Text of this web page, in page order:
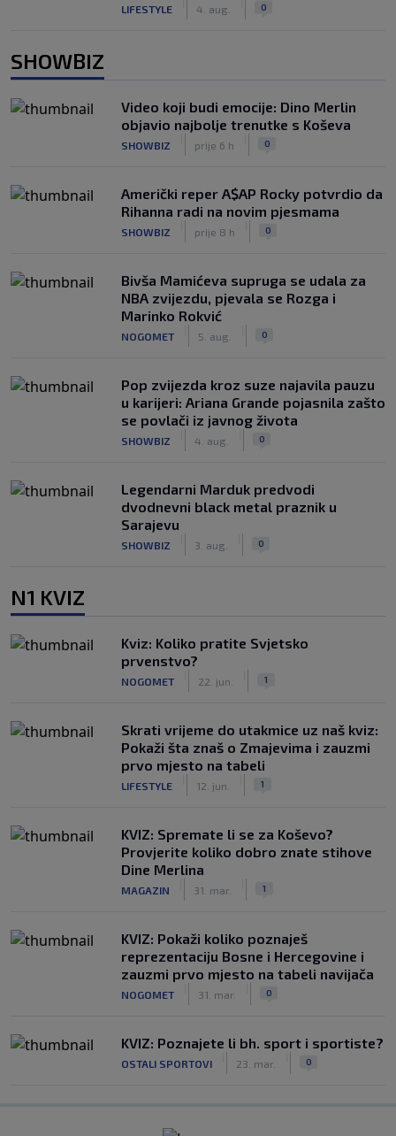
LIFESTYLE 4. aug. 0
SHOWBIZ
Video koji budi emocije: Dino Merlin
objavio najbolje trenutke s Koševa
SHOWBIZ prije 6 h 0
Američki reper A$AP Rocky potvrdio da
Rihanna radi na novim pjesmama
SHOWBIZ prije 8 h 0
Bivša Mamićeva supruga se udala za
NBA zvijezdu, pjevala se Rozga i
Marinko Rokvić
NOGOMET 5. aug. 0
Pop zvijezda kroz suze najavila pauzu
u karijeri: Ariana Grande pojasnila zašto
se povlači iz javnog života
SHOWBIZ 4. aug. 0
Legendarni Marduk predvodi
dvodnevni black metal praznik u
Sarajevu
SHOWBIZ 3. aug. 0
N1 KVIZ
Kviz: Koliko pratite Svjetsko
prvenstvo?
NOGOMET 22. jun. 1
Skrati vrijeme do utakmice uz naš kviz:
Pokaži šta znaš o Zmajevima i zauzmi
prvo mjesto na tabeli
LIFESTYLE 12. jun. 1
KVIZ: Spremate li se za Koševo?
Provjerite koliko dobro znate stihove
Dine Merlina
MAGAZIN 31. mar. 1
KVIZ: Pokaži koliko poznaješ
reprezentaciju Bosne i Hercegovine i
zauzmi prvo mjesto na tabeli navijača
NOGOMET 31. mar. 0
KVIZ: Poznajete li bh. sport i sportiste?
OSTALI SPORTOVI 23. mar. 0